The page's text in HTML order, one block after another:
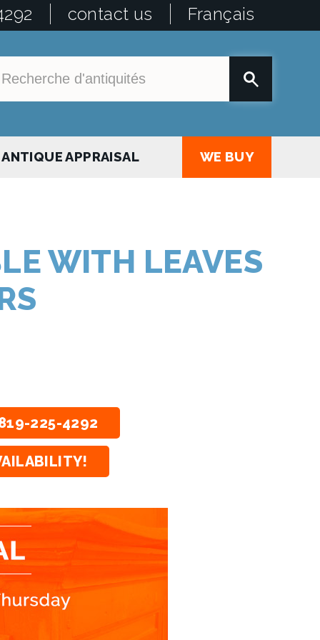
contact us Français
ANTIQUE APPRAISAL WE BUY
WITH LEAVES
225-4292